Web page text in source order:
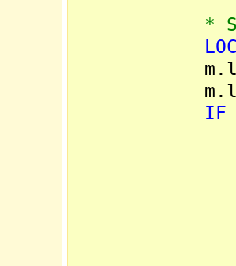
* Si import
IF